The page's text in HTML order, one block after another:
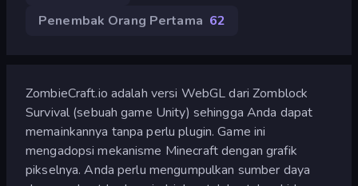
Penembak Orang Pertama 62
ZombieCraft.io adalah versi WebGL dari Zomblock
Survival (sebuah game Unity) sehingga Anda dapat
memainkannya tanpa perlu plugin. Game ini
mengadopsi mekanisme Minecraft dengan grafik
pikselnya. Anda perlu mengumpulkan sumber daya